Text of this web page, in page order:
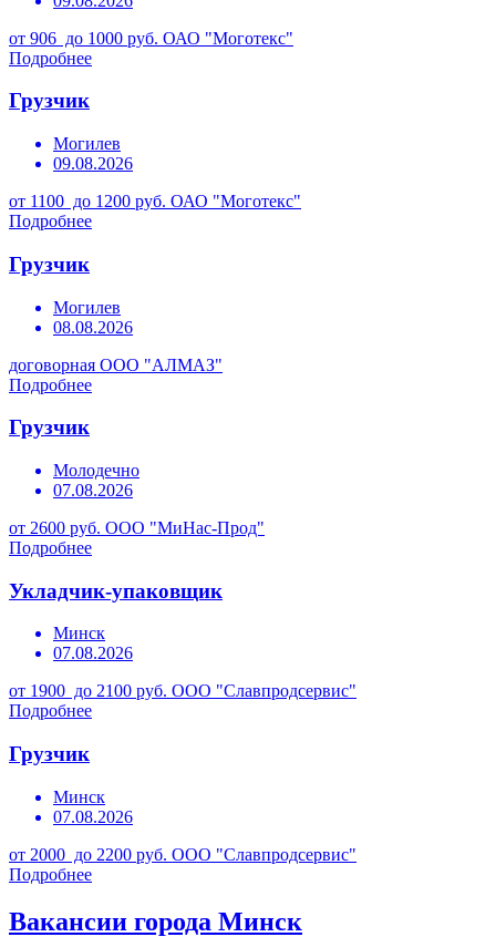
от 906 до 1000 руб. ОАО "Моготекс"
Подробнее
Грузчик
Могилев
09.08.2026
от 1100 до 1200 руб. ОАО "Моготекс"
Подробнее
Грузчик
Могилев
08.08.2026
договорная ООО "АЛМАЗ"
Подробнее
Грузчик
Молодечно
07.08.2026
от 2600 руб. ООО "МиНас-Прод"
Подробнее
Укладчик-упаковщик
Минск
07.08.2026
от 1900 до 2100 руб. ООО "Славпродсервис"
Подробнее
Грузчик
Минск
07.08.2026
от 2000 до 2200 руб. ООО "Славпродсервис"
Подробнее
Вакансии города Минск